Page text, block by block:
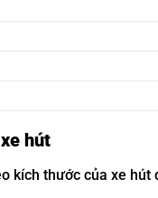
hút
kích thước của xe hút